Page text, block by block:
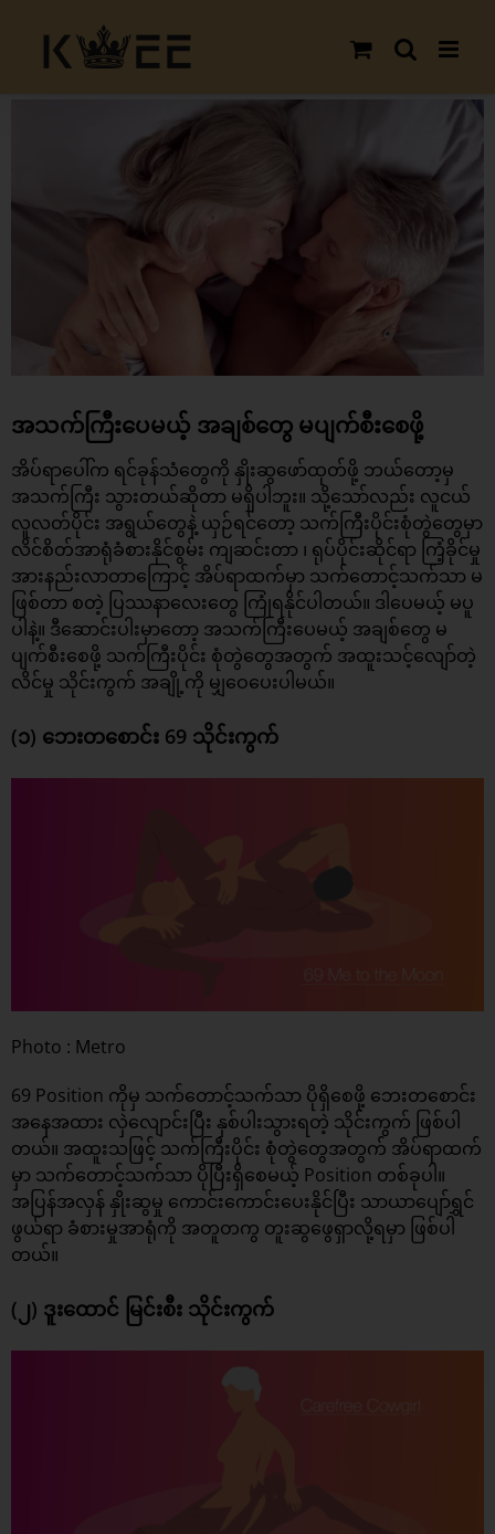
content
အသက်ကြီးပေမယ့် အချစ်တွေ မပျက်စီးစေဖို့
အိပ်ရာပေါ်က ရင်ခုန်သံတွေကို နှိုးဆွဖော်ထုတ်ဖို့ ဘယ်တော့မှ
အသက်ကြီး သွားတယ်ဆိုတာ မရှိပါဘူး။ သို့သော်လည်း လူငယ်
လူလတ်ပိုင်း အရွယ်တွေနဲ့ ယှဉ်ရင်တော့ သက်ကြီးပိုင်းစုံတွဲတွေမှာ
လိင်စိတ်အာရုံခံစားနိုင်စွမ်း ကျဆင်းတာ ၊ ရုပ်ပိုင်းဆိုင်ရာ ကြံ့ခိုင်မှု
အားနည်းလာတာကြောင့် အိပ်ရာထက်မှာ သက်တောင့်သက်သာ မ
ဖြစ်တာ စတဲ့ ပြဿနာလေးတွေ ကြုံရနိုင်ပါတယ်။ ဒါပေမယ့် မပူ
ပါနဲ့။ ဒီဆောင်းပါးမှာတော့ အသက်ကြီးပေမယ့် အချစ်တွေ မ
ပျက်စီးစေဖို့ သက်ကြီးပိုင်း စုံတွဲတွေအတွက် အထူးသင့်လျော်တဲ့
လိင်မှု သိုင်းကွက် အချို့ကို မျှဝေပေးပါမယ်။
(၁) ဘေးတစောင်း 69 သိုင်းကွက်
Photo : Metro
69 Position ကိုမှ သက်တောင့်သက်သာ ပိုရှိစေဖို့ ဘေးတစောင်း
အနေအထား လှဲလျောင်းပြီး နှစ်ပါးသွားရတဲ့ သိုင်းကွက် ဖြစ်ပါ
တယ်။ အထူးသဖြင့် သက်ကြီးပိုင်း စုံတွဲတွေအတွက် အိပ်ရာထက်
မှာ သက်တောင့်သက်သာ ပိုပြီးရှိစေမယ့် Position တစ်ခုပါ။
အပြန်အလှန် နှိုးဆွမှု ကောင်းကောင်းပေးနိုင်ပြီး သာယာပျော်ရွှင်
ဖွယ်ရာ ခံစားမှုအာရုံကို အတူတကွ တူးဆွဖွေရှာလို့ရမှာ ဖြစ်ပါ
တယ်။
(၂) ဒူးထောင် မြင်းစီး သိုင်းကွက်